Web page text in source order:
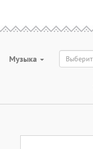
Музыка